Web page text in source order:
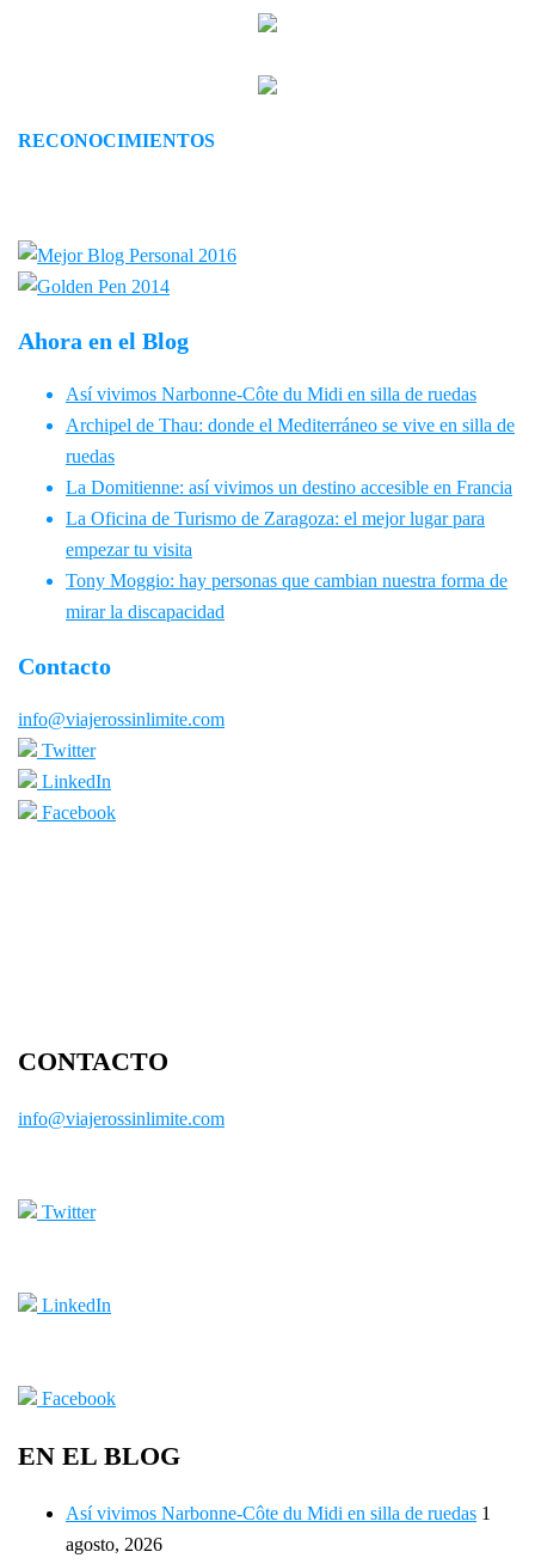
RECONOCIMIENTOS
Ahora en el Blog
Así vivimos Narbonne-Côte du Midi en silla de ruedas
Archipel de Thau: donde el Mediterráneo se vive en silla de
ruedas
La Domitienne: así vivimos un destino accesible en Francia
La Oficina de Turismo de Zaragoza: el mejor lugar para
empezar tu visita
Tony Moggio: hay personas que cambian nuestra forma de
mirar la discapacidad
Contacto
info@viajerossinlimite.com
Twitter
LinkedIn
Facebook
CONTACTO
info@viajerossinlimite.com
Twitter
LinkedIn
Facebook
EN EL BLOG
Así vivimos Narbonne-Côte du Midi en silla de ruedas 1
agosto, 2026